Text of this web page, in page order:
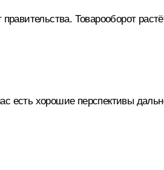
Товарооборот
есть хорошие перспективы